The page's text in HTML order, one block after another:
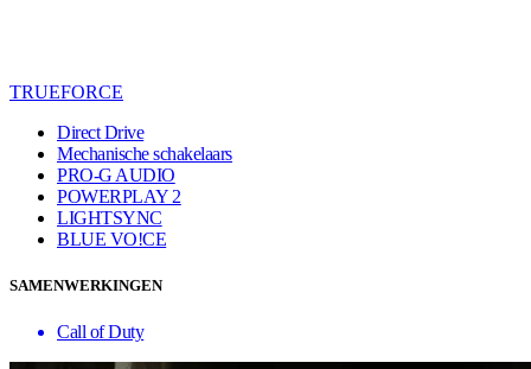
TRUEFORCE
Direct Drive
Mechanische schakelaars
PRO-G AUDIO
POWERPLAY 2
LIGHTSYNC
BLUE VO!CE
SAMENWERKINGEN
Call of Duty